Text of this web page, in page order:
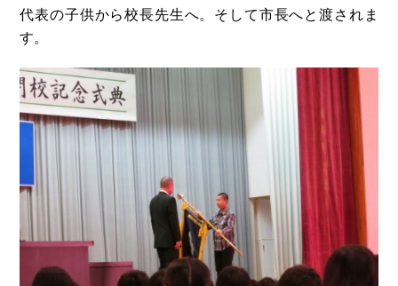
代表の子供から校長先生へ。そして市長へと渡されま
す。